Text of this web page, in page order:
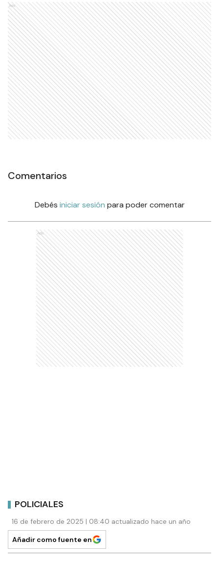
Ads
Comentarios
Debés iniciar sesión para poder comentar
Ads
POLICIALES
16 de febrero de 2025 | 08:40 actualizado hace un año
Añadir como fuente en